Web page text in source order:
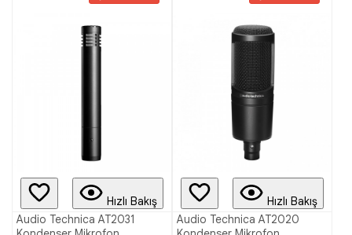
Hızlı Bakış
Audio Technica AT2031
Hızlı Bakış
Audio Technica AT2020